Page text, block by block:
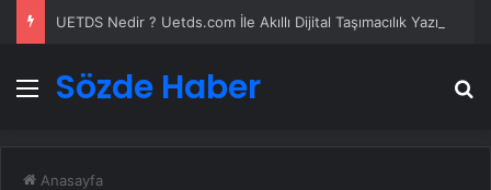
Menü
Sözde Haber
Anasayfa